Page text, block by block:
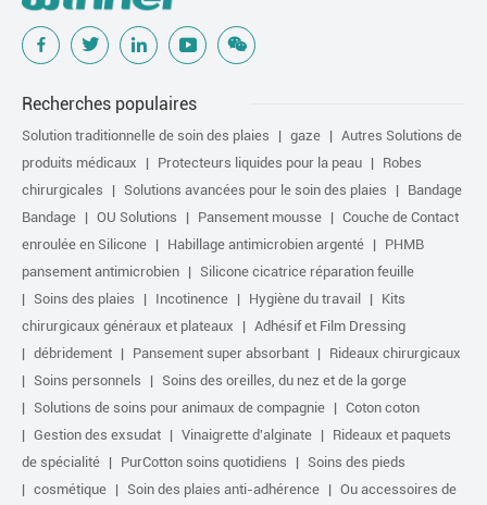
Recherches populaires
Solution traditionnelle de soin des plaies gaze
Autres Solutions de
produits médicaux
Protecteurs liquides pour la peau
Robes
chirurgicales
Solutions avancées pour le soin des plaies
Bandage
Bandage
OU Solutions Pansement mousse
Couche de Contact
enroulée en Silicone
Habillage antimicrobien argenté
PHMB
pansement antimicrobien
Silicone cicatrice réparation feuille
Soins des plaies
Incotinence Hygiène du travail
Kits
chirurgicaux généraux et plateaux
Adhésif et Film Dressing
débridement
Pansement super absorbant
Rideaux chirurgicaux
Soins personnels
Soins des oreilles, du nez et de la gorge
Solutions de soins pour animaux de compagnie
Coton coton
Gestion des exsudat
Vinaigrette d'alginate
Rideaux et paquets
de spécialité
PurCotton soins quotidiens
Soins des pieds
cosmétique
Soin des plaies anti-adhérence Ou accessoires de